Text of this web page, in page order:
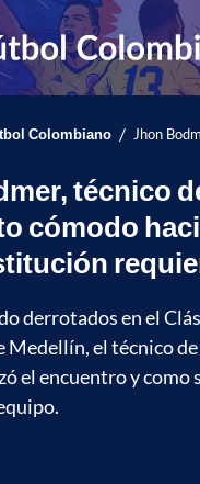
Colombiano / Jhon
técnico
cómodo
derrotados en el
Medellín, el técnico
el encuentro y como